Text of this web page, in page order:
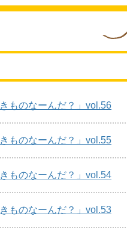
きものなーんだ？」vol.56
きものなーんだ？」vol.55
きものなーんだ？」vol.54
きものなーんだ？」vol.53